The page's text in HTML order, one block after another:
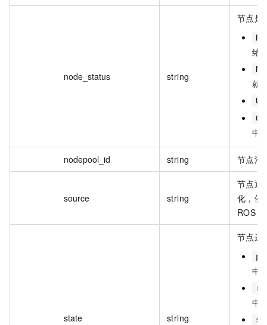
node_status string
节点是
绪
就
中
nodepool_id string 节点池
source string
节点通
化，例
ROS
state string
节点运
中
中